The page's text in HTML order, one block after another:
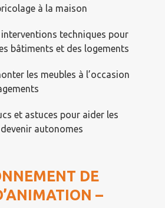
à la maison
techniques pour
bâtiments et des logements
les meubles à l’occasion
et astuces pour aider les
autonomes
DE
–